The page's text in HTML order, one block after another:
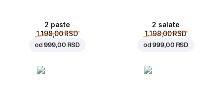
2 paste
1.198,00 RSD
od999,00 RSD
2 salate
1.198,00 RSD
od999,00 RSD